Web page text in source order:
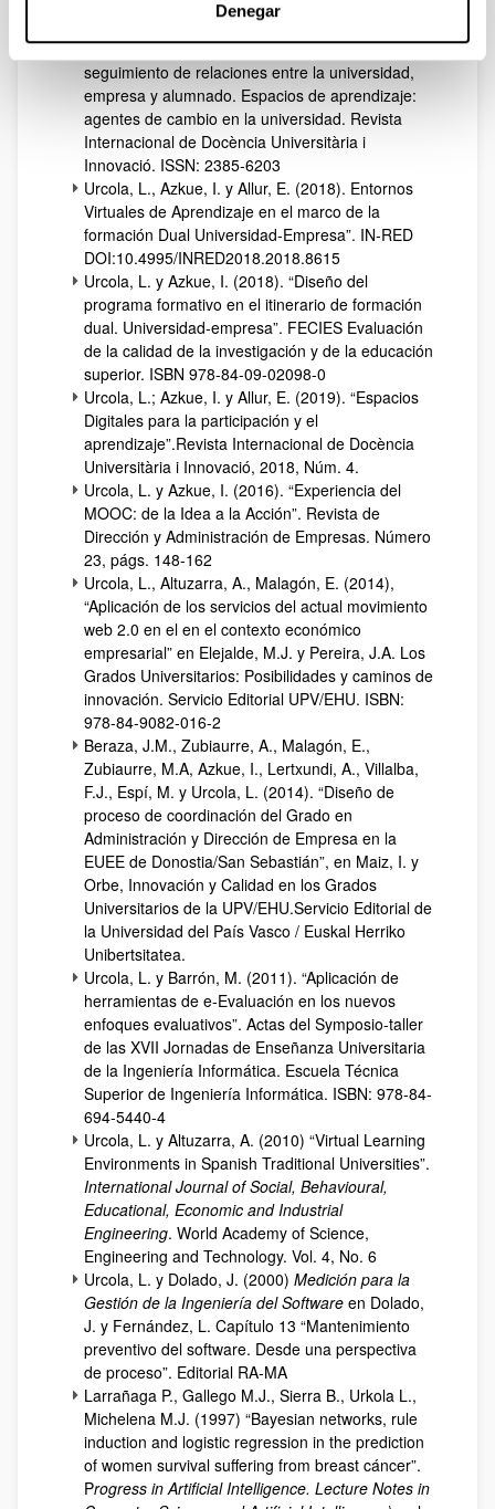
Denegar
Allur Aranburu, E.; Urcola Carrera, L. y Azkue
Irigoyen, I. (2018): Plataforma de intercambio y
seguimiento de relaciones entre la universidad,
empresa y alumnado. Espacios de aprendizaje:
agentes de cambio en la universidad. Revista
Internacional de Docència Universitària i
Innovació. ISSN: 2385-6203
Urcola, L., Azkue, I. y Allur, E. (2018). Entornos
Virtuales de Aprendizaje en el marco de la
formación Dual Universidad-Empresa”. IN-RED
DOI:10.4995/INRED2018.2018.8615
Urcola, L. y Azkue, I. (2018). “Diseño del
programa formativo en el itinerario de formación
dual. Universidad-empresa”. FECIES Evaluación
de la calidad de la investigación y de la educación
superior. ISBN 978-84-09-02098-0
Urcola, L.; Azkue, I. y Allur, E. (2019). “Espacios
Digitales para la participación y el
aprendizaje”.Revista Internacional de Docència
Universitària i Innovació, 2018, Núm. 4.
Urcola, L. y Azkue, I. (2016). “Experiencia del
MOOC: de la Idea a la Acción”. Revista de
Dirección y Administración de Empresas. Número
23, págs. 148-162
Urcola, L., Altuzarra, A., Malagón, E. (2014),
“Aplicación de los servicios del actual movimiento
web 2.0 en el en el contexto económico
empresarial” en Elejalde, M.J. y Pereira, J.A. Los
Grados Universitarios: Posibilidades y caminos de
innovación. Servicio Editorial UPV/EHU. ISBN:
978-84-9082-016-2
Beraza, J.M., Zubiaurre, A., Malagón, E.,
Zubiaurre, M.A, Azkue, I., Lertxundi, A., Villalba,
F.J., Espí, M. y Urcola, L. (2014). “Diseño de
proceso de coordinación del Grado en
Administración y Dirección de Empresa en la
EUEE de Donostia/San Sebastián”, en Maiz, I. y
Orbe, Innovación y Calidad en los Grados
Universitarios de la UPV/EHU.Servicio Editorial de
la Universidad del País Vasco / Euskal Herriko
Unibertsitatea.
Urcola, L. y Barrón, M. (2011). “Aplicación de
herramientas de e-Evaluación en los nuevos
enfoques evaluativos”. Actas del Symposio-taller
de las XVII Jornadas de Enseñanza Universitaria
de la Ingeniería Informática. Escuela Técnica
Superior de Ingeniería Informática. ISBN: 978-84-
694-5440-4
Urcola, L. y Altuzarra, A. (2010) “Virtual Learning
Environments in Spanish Traditional Universities”.
International Journal of Social, Behavioural,
Educational, Economic and Industrial
Engineering. World Academy of Science,
Engineering and Technology. Vol. 4, No. 6
Urcola, L. y Dolado, J. (2000) Medición para la
Gestión de la Ingeniería del Software en Dolado,
J. y Fernández, L. Capítulo 13 “Mantenimiento
preventivo del software. Desde una perspectiva
de proceso”. Editorial RA-MA
Larrañaga P., Gallego M.J., Sierra B., Urkola L.,
Michelena M.J. (1997) “Bayesian networks, rule
induction and logistic regression in the prediction
of women survival suffering from breast cáncer”.
Progress in Artificial Intelligence. Lecture Notes in